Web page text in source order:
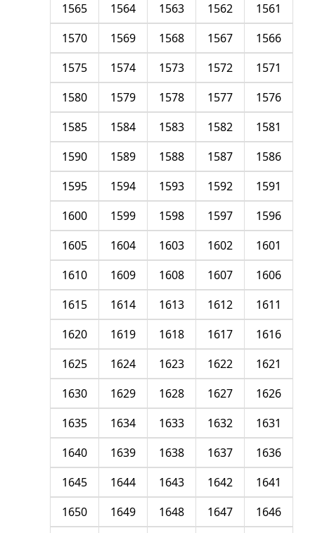
1561
1562
1563
1564
1565
1566
1567
1568
1569
1570
1571
1572
1573
1574
1575
1576
1577
1578
1579
1580
1581
1582
1583
1584
1585
1586
1587
1588
1589
1590
1591
1592
1593
1594
1595
1596
1597
1598
1599
1600
1601
1602
1603
1604
1605
1606
1607
1608
1609
1610
1611
1612
1613
1614
1615
1616
1617
1618
1619
1620
1621
1622
1623
1624
1625
1626
1627
1628
1629
1630
1631
1632
1633
1634
1635
1636
1637
1638
1639
1640
1641
1642
1643
1644
1645
1646
1647
1648
1649
1650